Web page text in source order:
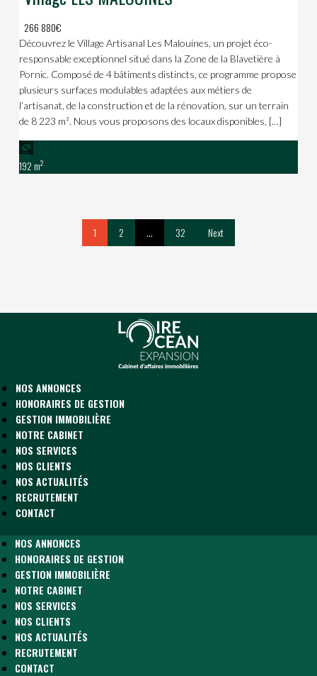
266 880€
Découvrez le Village Artisanal Les Malouines, un projet éco-
responsable exceptionnel situé dans la Zone de la Blavetière à
Pornic. Composé de 4 bâtiments distincts, ce programme propose
plusieurs surfaces modulables adaptées aux métiers de
l’artisanat, de la construction et de la rénovation, sur un terrain
de 8 223 m². Nous vous proposons des locaux disponibles, […]
192 m2
1 2 … 32 Next
NOS ANNONCES
HONORAIRES DE GESTION
GESTION IMMOBILIÈRE
NOTRE CABINET
NOS SERVICES
NOS CLIENTS
NOS ACTUALITÉS
RECRUTEMENT
CONTACT
NOS ANNONCES
HONORAIRES DE GESTION
GESTION IMMOBILIÈRE
NOTRE CABINET
NOS SERVICES
NOS CLIENTS
NOS ACTUALITÉS
RECRUTEMENT
CONTACT